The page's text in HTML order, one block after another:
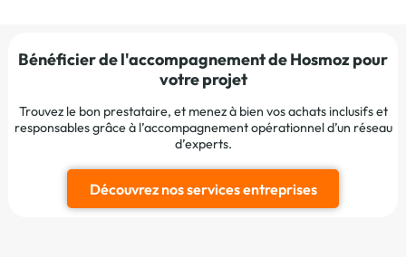
Bénéficier de l'accompagnement de Hosmoz pour
votre projet
Trouvez le bon prestataire, et menez à bien vos achats inclusifs et
responsables grâce à l’accompagnement opérationnel d’un réseau
d’experts.
Découvrez nos services entreprises